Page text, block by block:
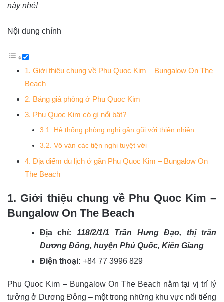
này nhé!
Nội dung chính
1. Giới thiệu chung về Phu Quoc Kim – Bungalow On The
Beach
2. Bảng giá phòng ở Phu Quoc Kim
3. Phu Quoc Kim có gì nổi bật?
3.1. Hệ thống phòng nghỉ gần gũi với thiên nhiên
3.2. Vô vàn các tiện nghi tuyệt vời
4. Địa điểm du lịch ở gần Phu Quoc Kim – Bungalow On
The Beach
1. Giới thiệu chung về Phu Quoc Kim –
Bungalow On The Beach
Địa chỉ: 118/2/1/1 Trần Hưng Đạo, thị trấn
Dương Đông, huyện Phú Quốc, Kiên Giang
Điện thoại: +84 77 3996 829
Phu Quoc Kim – Bungalow On The Beach nằm tại vị trí lý
tưởng ở Dương Đông – một trong những khu vực nổi tiếng